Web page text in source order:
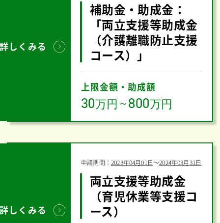
詳しくみる
補助金・助成金：
「両立支援等助成金
（介護離職防止支援
コース）」
上限金額・助成額
30万円 ～800万円
詳しくみる
申請期間：2023年04月01日〜2024年03月31日
両立支援等助成金
（育児休業等支援コ
ース）